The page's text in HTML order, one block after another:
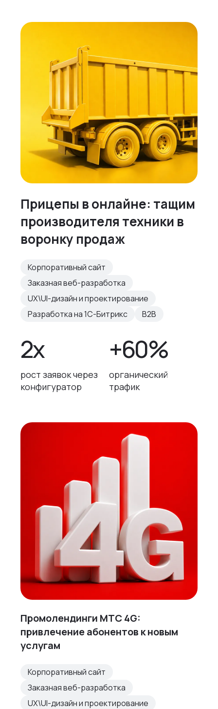
Прицепы в онлайне: тащим
производителя техники в
воронку продаж
Корпоративный сайт
Заказная веб-разработка
UX\UI-дизайн и проектирование
Разработка на 1С-Битрикс
B2B
2х
рост заявок через
конфигуратор
+60%
органический
трафик
Промолендинги МТС 4G:
привлечение абонентов к новым
услугам
Корпоративный сайт
Заказная веб-разработка
UX\UI-дизайн и проектирование